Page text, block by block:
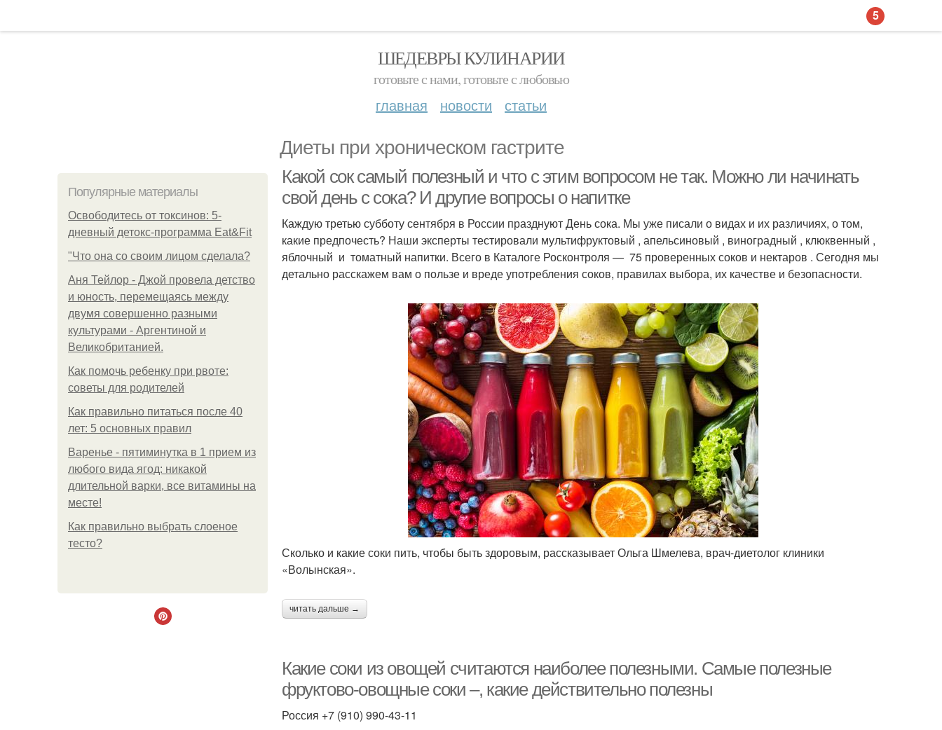
ШЕДЕВРЫ КУЛИНАРИИ
готовьте с нами, готовьте с любовью
главная новости статьи
Диеты при хроническом гастрите
Популярные материалы
Освободитесь от токсинов: 5-
дневный детокс-программа Eat&Fit
"Что она со своим лицом сделала?
Аня Тейлор - Джой провела детство
и юность, перемещаясь между
двумя совершенно разными
культурами - Аргентиной и
Великобританией.
Как помочь ребенку при рвоте:
советы для родителей
Как правильно питаться после 40
лет: 5 основных правил
Варенье - пятиминутка в 1 прием из
любого вида ягод: никакой
длительной варки, все витамины на
месте!
Как правильно выбрать слоеное
тесто?
Какой сок самый полезный и что с этим вопросом не так. Можно ли начинать
свой день с сока? И другие вопросы о напитке
Каждую третью субботу сентября в России празднуют День сока. Мы уже писали о видах и их различиях, о том,
какие предпочесть? Наши эксперты тестировали мультифруктовый , апельсиновый , виноградный , клюквенный ,
яблочный и томатный напитки. Всего в Каталоге Росконтроля — 75 проверенных соков и нектаров . Сегодня мы
детально расскажем вам о пользе и вреде употребления соков, правилах выбора, их качестве и безопасности.
Сколько и какие соки пить, чтобы быть здоровым, рассказывает Ольга Шмелева, врач-диетолог клиники
«Волынская».
читать дальше →
Какие соки из овощей считаются наиболее полезными. Самые полезные
фруктово-овощные соки –, какие действительно полезны
Россия +7 (910) 990-43-11
5